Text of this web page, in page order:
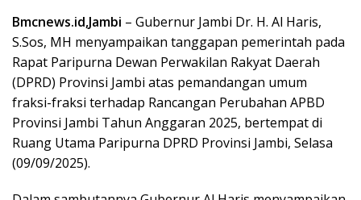
Bmcnews.id,Jambi – Gubernur Jambi Dr. H. Al Haris,
S.Sos, MH menyampaikan tanggapan pemerintah pada
Rapat Paripurna Dewan Perwakilan Rakyat Daerah
(DPRD) Provinsi Jambi atas pemandangan umum
fraksi-fraksi terhadap Rancangan Perubahan APBD
Provinsi Jambi Tahun Anggaran 2025, bertempat di
Ruang Utama Paripurna DPRD Provinsi Jambi, Selasa
(09/09/2025).